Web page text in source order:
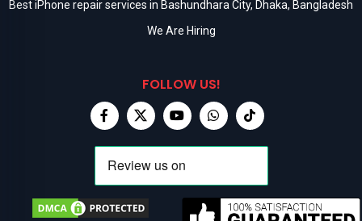
Best iPhone repair services in Bashundhara City, Dhaka, Bangladesh
We Are Hiring
FOLLOW US!